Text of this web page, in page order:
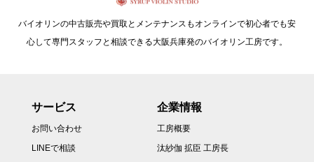
バイオリンの中古販売や買取とメンテナンスもオンラインで初心者でも安
心して専門スタッフと相談できる大阪兵庫発のバイオリン工房です。
サービス
お問い合わせ
LINEで相談
企業情報
工房概要
汰紗伽 拡臣 工房長